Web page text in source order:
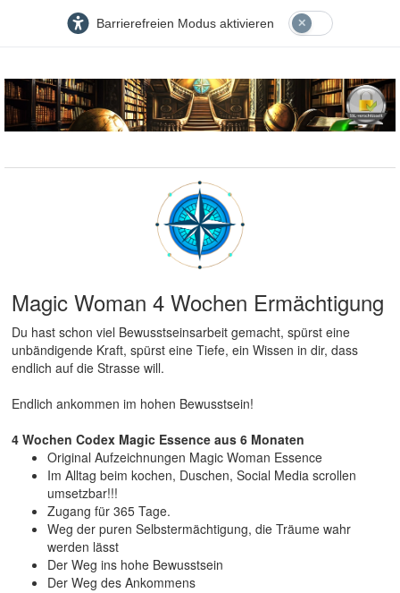
Barrierefreien Modus aktivieren
Magic Woman 4 Wochen Ermächtigung
Du hast schon viel Bewusstseinsarbeit gemacht, spürst eine
unbändigende Kraft, spürst eine Tiefe, ein Wissen in dir, dass
endlich auf die Strasse will.
Endlich ankommen im hohen Bewusstsein!
4 Wochen Codex Magic Essence aus 6 Monaten
Original Aufzeichnungen Magic Woman Essence
Im Alltag beim kochen, Duschen, Social Media scrollen
umsetzbar!!!
Zugang für 365 Tage.
Weg der puren Selbstermächtigung, die Träume wahr
werden lässt
Der Weg ins hohe Bewusstsein
Der Weg des Ankommens